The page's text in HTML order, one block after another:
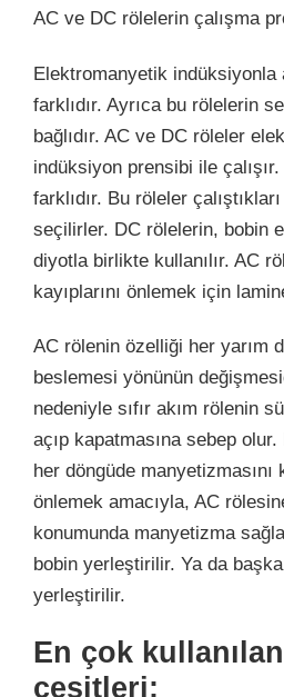
AC ve DC rölelerin çalışma
Elektromanyetik indüksiyonla
farklıdır. Ayrıca bu rölelerin
bağlıdır. AC ve DC röleler
indüksiyon prensibi ile çalışır.
farklıdır. Bu röleler
seçilirler. DC rölelerin, bobin
diyotla birlikte kullanılır. AC
kayıplarını önlemek için
AC rölenin özelliği her yarım
beslemesi yönünün
nedeniyle sıfır akım rölenin
açıp kapatmasına sebep
her döngüde manyetizmasını
önlemek amacıyla, AC
konumunda manyetizma
bobin yerleştirilir. Ya da
yerleştirilir.
En çok
çeşitleri: